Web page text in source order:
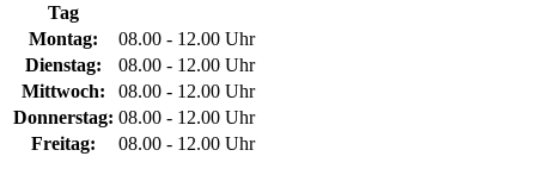
Tag
Montag:
08.00 - 12.00 Uhr
Dienstag:
08.00 - 12.00 Uhr
Mittwoch:
08.00 - 12.00 Uhr
Donnerstag: 08.00 - 12.00 Uhr
Freitag:
08.00 - 12.00 Uhr